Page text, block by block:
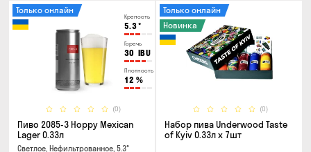
Крепость
5.3°
Горечь
30 IBU
Плотность
12 %
(0)
Только онлайн
Пиво 2085-3 Hoppy Mexican
Lager 0.33л
Светлое, Нефильтрованное, 5.3°
(0)
Только онлайн
Новинка
Набор пива Underwood Taste
of Kyiv 0.33л x 7шт